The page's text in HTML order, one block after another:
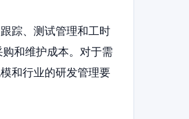
踪、测试管理和工时
和维护成本。对于需
和行业的研发管理要